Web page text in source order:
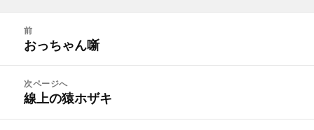
シ
前
前
の
投
稿:
おっちゃん噺
次ページへ
次
の
線上の猿ホザキ